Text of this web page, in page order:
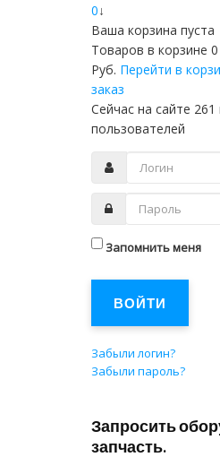
0↓
Ваша корзина пуста
Товаров в корзине 0
Руб. Перейти в
заказ
Сейчас на сайте 261
пользователей
Запомнить меня
ВОЙТИ
Забыли логин?
Забыли пароль?
Запросить
запчасть.